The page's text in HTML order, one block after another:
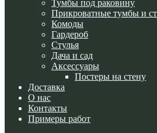
Тумбы под раковину
Прикроватные тумбы и
Комоды
Гардероб
Стулья
Дача и сад
Аксессуары
Постеры на стену
Доставка
О нас
Контакты
Примеры работ